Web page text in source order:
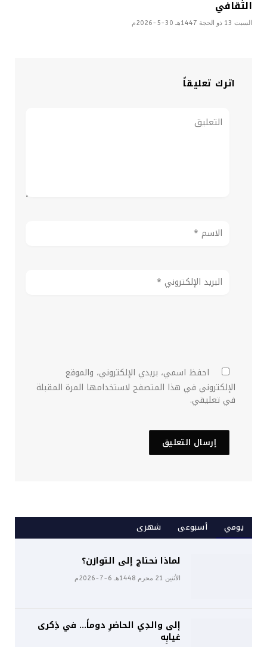
الثقافي
السبت 13 ذو الحجة 1447هـ 30-5-2026م
اترك تعليقاً
احفظ اسمي، بريدي الإلكتروني، والموقع
الإلكتروني في هذا المتصفح لاستخدامها المرة المقبلة
في تعليقي.
يومي أسبوعى شهرى
لماذا نحتاج إلى التوازن؟
الأثنين 21 محرم 1448هـ 6-7-2026م
إلى والدِي الحاضرِ دوماً… في ذِكرى
غيابِه